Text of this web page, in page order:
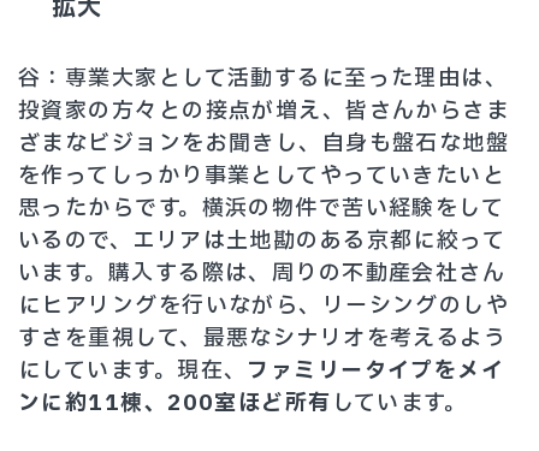
拡大
谷：専業大家として活動するに至った理由は、
投資家の方々との接点が増え、皆さんからさま
ざまなビジョンをお聞きし、自身も盤石な地盤
を作ってしっかり事業としてやっていきたいと
思ったからです。横浜の物件で苦い経験をして
いるので、エリアは土地勘のある京都に絞って
います。購入する際は、周りの不動産会社さん
にヒアリングを行いながら、リーシングのしや
すさを重視して、最悪なシナリオを考えるよう
にしています。現在、 ファミリータイプをメイ
ンに約11棟、200室ほど所有 しています。